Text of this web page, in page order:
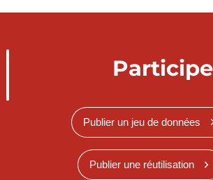
Publier un jeu de données
Publier une réutilisation